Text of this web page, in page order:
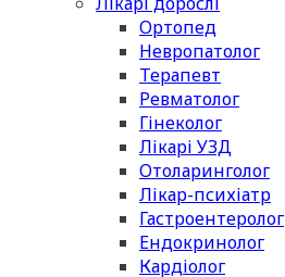
Ортопед
Невропатолог
Терапевт
Ревматолог
Гінеколог
Лікарі УЗД
Отоларинголог
Лікар-психіатр
Гастроентеролог
Ендокринолог
Кардіолог